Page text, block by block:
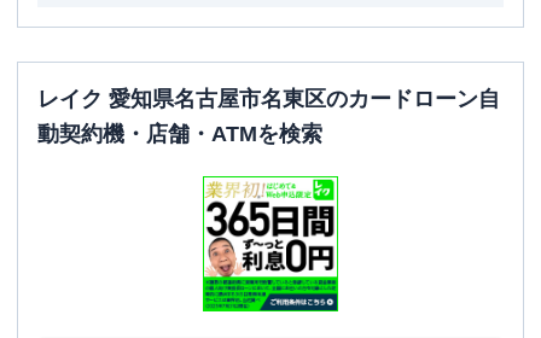
レイク 愛知県名古屋市名東区のカードローン自
動契約機・店舗・ATMを検索